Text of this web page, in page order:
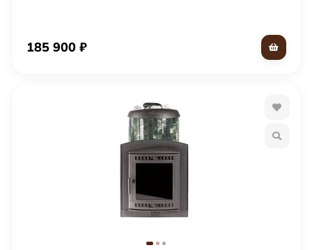
185 900 ₽